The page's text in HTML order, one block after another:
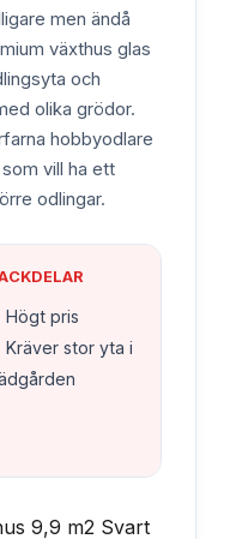
men ändå
växthus glas
och
olika grödor.
hobbyodlare
vill ha ett
odlingar.
Högt pris
Kräver stor yta i